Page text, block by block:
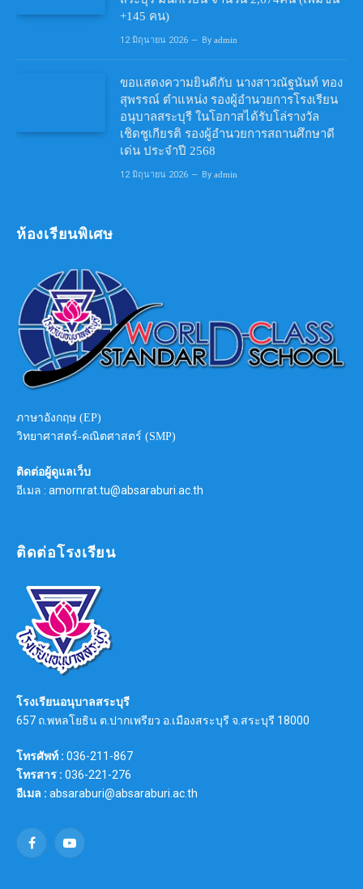
+145 คน)
12 มิถุนายน 2026 By admin
ขอแสดงความยินดีกับ นางสาวณัฐนันท์ ทอง
สุพรรณ์ ตำแหน่ง รองผู้อำนวยการโรงเรียน
อนุบาลสระบุรี ในโอกาสได้รับโล่รางวัล
เชิดชูเกียรติ รองผู้อำนวยการสถานศึกษาดี
เด่น ประจำปี 2568
12 มิถุนายน 2026 By admin
ห้องเรียนพิเศษ
ภาษาอังกฤษ (EP)
วิทยาศาสตร์-คณิตศาสตร์ (SMP)
ติดต่อผู้ดูแลเว็บ
อีเมล : amornrat.tu@absaraburi.ac.th
ติดต่อโรงเรียน
โรงเรียนอนุบาลสระบุรี
657 ถ.พหลโยธิน ต.ปากเพรียว อ.เมืองสระบุรี จ.สระบุรี 18000
โทรศัพท์ : 036-211-867
โทรสาร : 036-221-276
อีเมล : absaraburi@absaraburi.ac.th
FacebookYouTube